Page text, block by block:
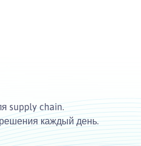
supply chain.
каждый день.